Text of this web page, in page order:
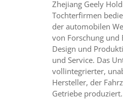
Zhejiang Geely
Tochterfirmen
der automobilen
von Forschung und
Design und
und Service. Das
vollintegrierter,
Hersteller, der
Getriebe produziert.